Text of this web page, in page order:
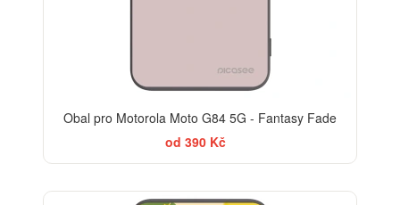
Obal pro Motorola Moto G84 5G - Fantasy Fade
od 390 Kč